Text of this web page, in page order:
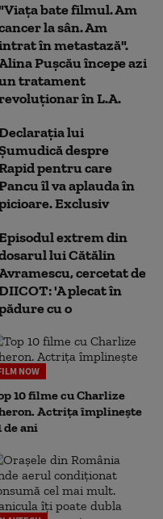
bate filmul. Am
la sân. Am
în metastază".
Pușcău începe azi
tratament
în L.A.
lui
despre
pentru care
îl va aplauda în
Exclusiv
extrem din
lui Cătălin
cercetat de
'A plecat în
cu o
NOW
10 filme cu Charlize
Actrița împlinește
de ani